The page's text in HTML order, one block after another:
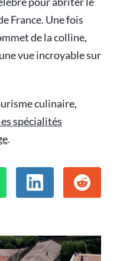
France. Une fois
de la colline,
vue incroyable sur
culinaire,
spécialités
.